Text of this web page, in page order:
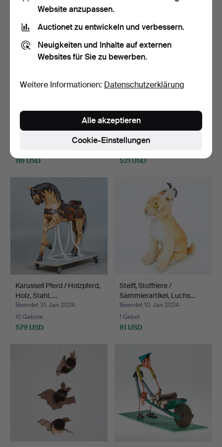
Märklin / Faller / Kibri /
Vollmer, ca. 30…
Beendet 11. Apr 2024
116 USD
Märklin, Konvolut
Modelllokomotiven / Eise…
Beendet 9. Apr 2024
521 USD
Karussell Pferd / Holzpferd,
Holz, Stahl, …
Beendet 31. Jan 2024
10 Gebote
579 USD
Steiff, Stofftiere /
Sammlerartikel, Luchs…
Beendet 10. Jan 2024
1 Gebot
81 USD
Website anzupassen.
Auctionet zu entwickeln und verbessern.
Neuigkeiten und Inhalte auf externen
Websites für Sie zu bewerben.
Weitere Informationen: Datenschutzerklärung
Cookie-Einstellungen
Alle akzeptieren